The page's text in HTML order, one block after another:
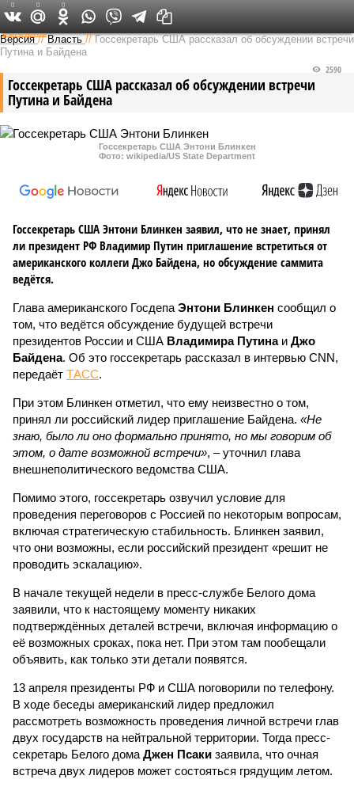
Федеральный выпуск
Версия //Власть //Госсекретарь США рассказал об обсуждении встречи
Путина и Байдена
Госсекретарь США рассказал об обсуждении встречи
Путина и Байдена
2590
Госсекретарь США Энтони Блинкен
Фото: wikipedia/US State Department
Госсекретарь США Энтони Блинкен заявил, что не знает, принял
ли президент РФ Владимир Путин приглашение встретиться от
американского коллеги Джо Байдена, но обсуждение саммита
ведётся.
Глава американского Госдепа Энтони Блинкен сообщил о
том, что ведётся обсуждение будущей встречи
президентов России и США Владимира Путинаи Джо
Байдена. Об это госсекретарь рассказал в интервью CNN,
передаёт ТАСС.
При этом Блинкен отметил, что ему неизвестно о том,
принял ли российский лидер приглашение Байдена. «Не
знаю, было ли оно формально принято, но мы говорим об
этом, о дате возможной встречи», – уточнил глава
внешнеполитического ведомства США.
Помимо этого, госсекретарь озвучил условие для
проведения переговоров с Россией по некоторым вопросам,
включая стратегическую стабильность. Блинкен заявил,
что они возможны, если российский президент «решит не
проводить эскалацию».
В начале текущей недели в пресс-службе Белого дома
заявили, что к настоящему моменту никаких
подтверждённых деталей встречи, включая информацию о
её возможных сроках, пока нет. При этом там пообещали
объявить, как только эти детали появятся.
13 апреля президенты РФ и США поговорили по телефону.
В ходе беседы американский лидер предложил
рассмотреть возможность проведения личной встречи глав
двух государств на нейтральной территории. Тогда пресс-
секретарь Белого дома Джен Псаки заявила, что очная
встреча двух лидеров может состояться грядущим летом.
0 0 0